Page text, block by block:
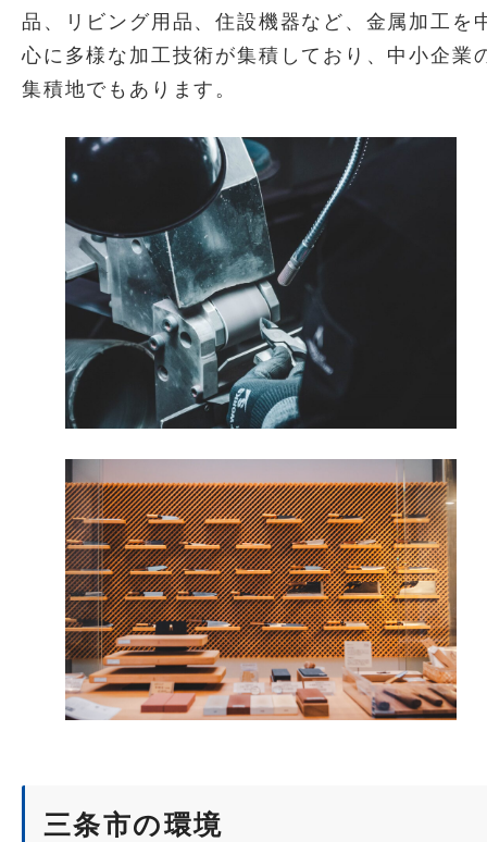
品、リビング用品、住設機器など、金属加工を
心に多様な加工技術が集積しており、中小企業
集積地でもあります。
三条市の環境